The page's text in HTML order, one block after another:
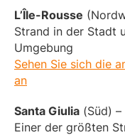
L’Île-Rousse
Strand in der Stadt
Umgebung
Sehen Sie sich die
an
Santa Giulia (Süd)
Einer der größten